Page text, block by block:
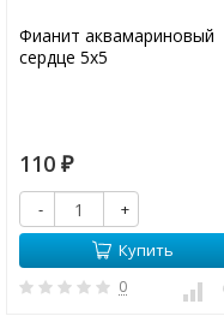
Фианит аквамариновый
сердце 5х5
110 ₽
-
+
Купить
0